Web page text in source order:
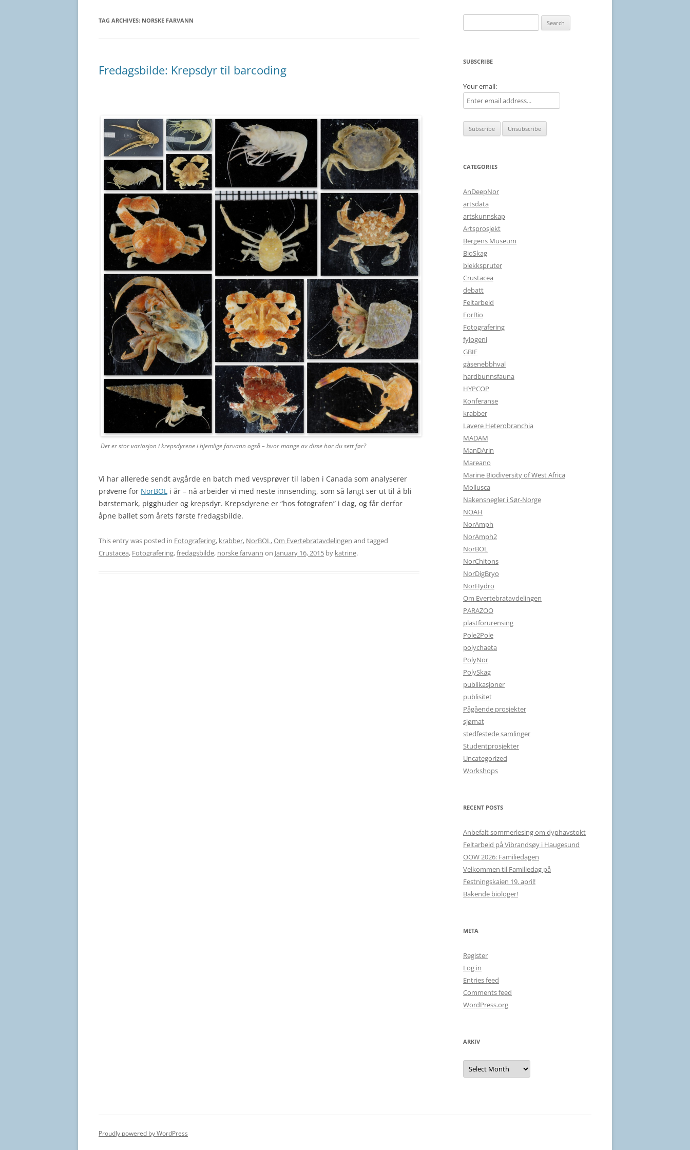
TAG ARCHIVES: NORSKE FARVANN
Fredagsbilde: Krepsdyr til barcoding
Det er stor variasjon i krepsdyrene i hjemlige farvann også – hvor mange av disse har du sett før?
Vi har allerede sendt avgårde en batch med vevsprøver til laben i Canada som analyserer
prøvene for NorBOL i år – nå arbeider vi med neste innsending, som så langt ser ut til å bli
børstemark, pigghuder og krepsdyr. Krepsdyrene er “hos fotografen” i dag, og får derfor
åpne ballet som årets første fredagsbilde.
This entry was posted in Fotografering, krabber, NorBOL,Om Evertebratavdelingen and tagged
Crustacea, Fotografering,fredagsbilde, norske farvann on January 16, 2015 by katrine.
for:
SUBSCRIBE
Your email:
CATEGORIES
AnDeepNor
artsdata
artskunnskap
Artsprosjekt
Bergens Museum
BioSkag
blekkspruter
Crustacea
debatt
Feltarbeid
ForBio
Fotografering
fylogeni
GBIF
gåsenebbhval
hardbunnsfauna
HYPCOP
Konferanse
krabber
Lavere Heterobranchia
MADAM
ManDArin
Mareano
Marine Biodiversity of West Africa
Mollusca
Nakensnegler i Sør-Norge
NOAH
NorAmph
NorAmph2
NorBOL
NorChitons
NorDigBryo
NorHydro
Om Evertebratavdelingen
PARAZOO
plastforurensing
Pole2Pole
polychaeta
PolyNor
PolySkag
publikasjoner
publisitet
Pågående prosjekter
sjømat
stedfestede samlinger
Studentprosjekter
Uncategorized
Workshops
RECENT POSTS
Anbefalt sommerlesing om dyphavstokt
Feltarbeid på Vibrandsøy i Haugesund
OOW 2026: Familiedagen
Velkommen til Familiedag på
Festningskaien 19. april!
Bakende biologer!
META
Register
Log in
Entries feed
Comments feed
WordPress.org
ARKIV
Arkiv
Proudly powered by WordPress